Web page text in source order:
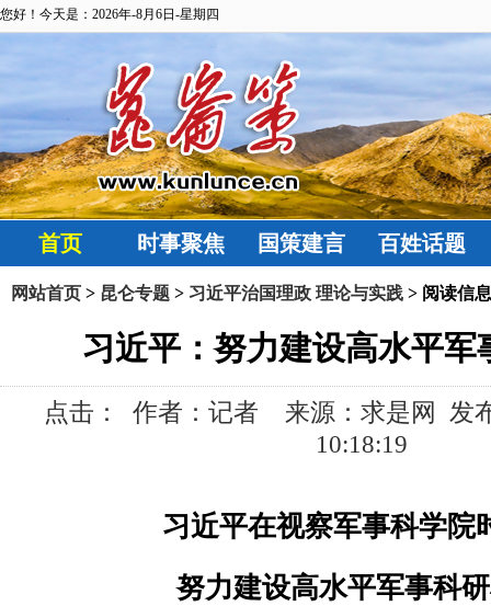
您好！今天是：2026年-8月6日-星期四
首页 时事聚焦 国策建言 百姓话题
网站首页 > 昆仑专题 > 习近平治国理政 理论与实践 > 阅读信息
习近平：努力建设高水平军
点击：
作者：记者 来源：求是网 发
10:18:19
习近平在视察军事科学院
努力建设高水平军事科